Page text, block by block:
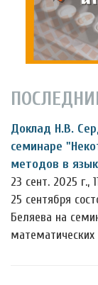
Доклад Н.В.
семинаре
методов в
23 сент. 2025 г.,
25 сентября
Беляева на